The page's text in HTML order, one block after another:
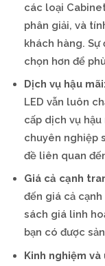
các loại
phân giải, và
khách hàng.
chọn hơn để
Dịch vụ hậu mãi:
LED vẫn luôn
cấp dịch vụ
chuyên nghiệp
đề liên quan
Giá cả cạnh
đến giá cả
sách giá linh
bạn có được
Kinh nghiệm và